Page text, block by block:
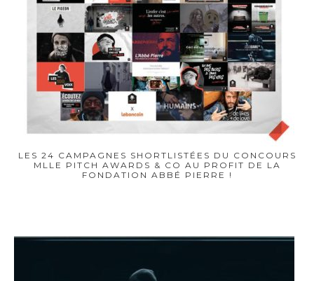
LES 24 CAMPAGNES SHORTLISTÉES DU CONCOURS
MLLE PITCH AWARDS & CO AU PROFIT DE LA
FONDATION ABBÉ PIERRE !